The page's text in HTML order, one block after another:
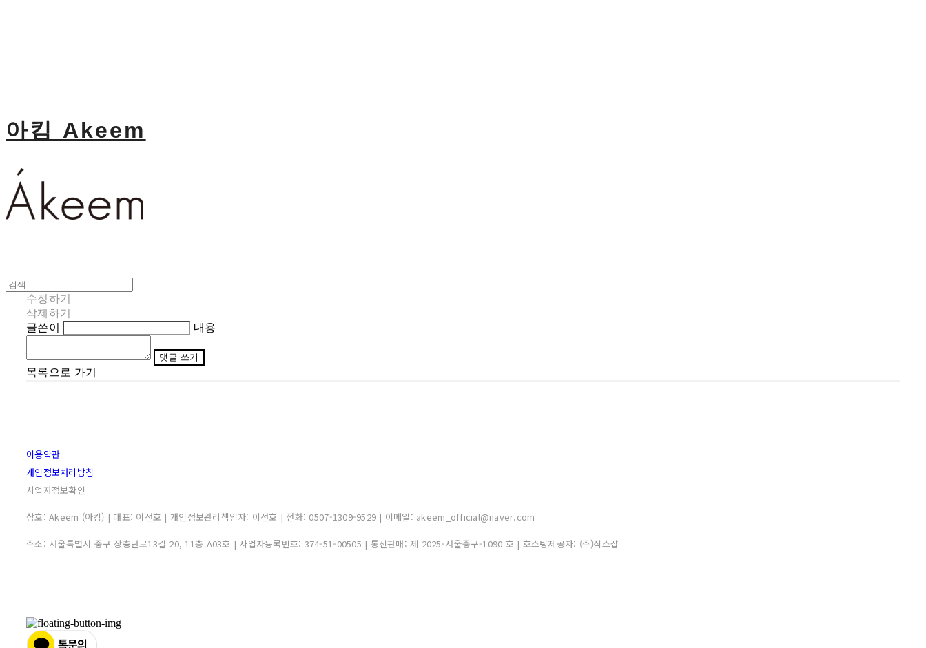
아킴 Akeem
수정하기
삭제하기
글쓴이
내용
댓글 쓰기
목록으로 가기
이용약관
개인정보처리방침
사업자정보확인
상호: Akeem (아킴) | 대표: 이선호 | 개인정보관리책임자: 이선호 | 전화: 0507-1309-9529 | 이메일: akeem_official@naver.com
주소: 서울특별시 중구 장충단로13길 20, 11층 A03호 | 사업자등록번호: 374-51-00505 | 통신판매: 제 2025-서울중구-1090 호 | 호스팅제공자: (주)식스샵